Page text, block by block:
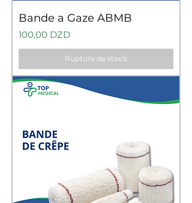
Bande a Gaze ABMB
Prix
100,00 DZD
Rupture de stock